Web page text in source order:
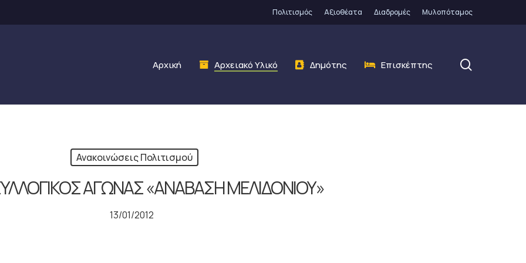
Πολιτισμός Αξιοθέατα Διαδρομές Μυλοπόταμος
Αρχική Αρχειακό Υλικό Δημότης Επισκέπτης
Ανακοινώσεις Πολιτισμού
ΑΓΩΝΑΣ «ΑΝΑΒΑΣΗ ΜΕΛΙΔΟΝΙΟΥ»
13/01/2012